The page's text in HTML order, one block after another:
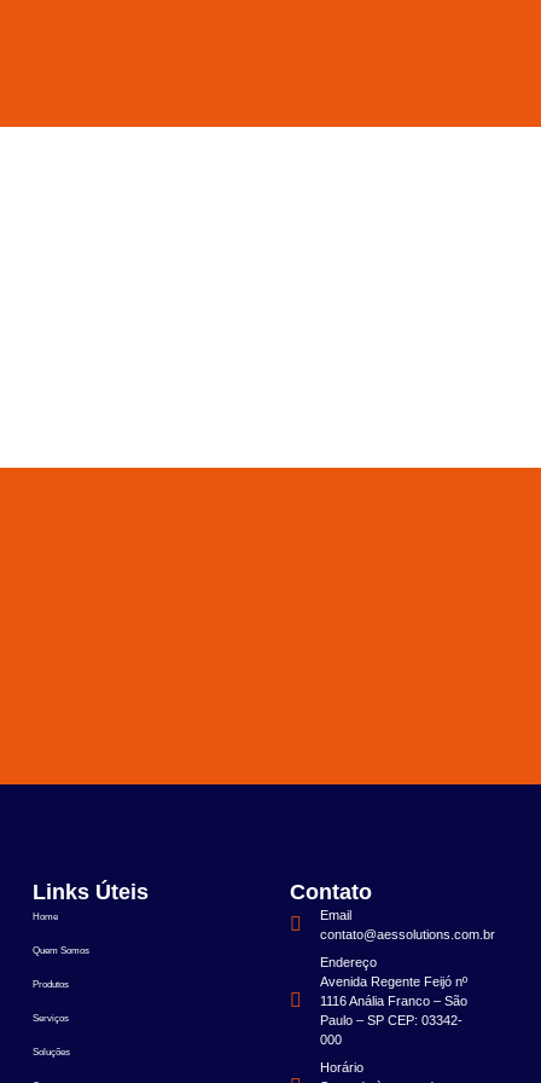
Links Úteis
Home
Quem Somos
Produtos
Serviços
Soluções
Contato
Email
contato@aessolutions.com.br
Endereço
Avenida Regente Feijó nº
1116 Anália Franco – São
Paulo – SP CEP: 03342-
000
Horário